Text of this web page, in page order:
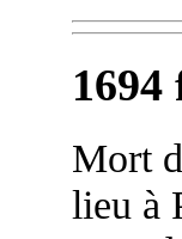
Mort
lieu à